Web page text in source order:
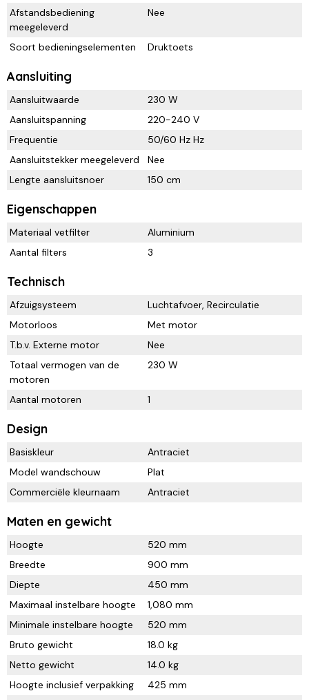
Afstandsbediening
meegeleverd
Nee
Soort bedieningselementen Druktoets
Aansluiting
Aansluitwaarde
230 W
Aansluitspanning
220-240 V
Frequentie
50/60 Hz Hz
Aansluitstekker meegeleverd
Nee
Lengte aansluitsnoer
150 cm
Eigenschappen
Materiaal vetfilter
Aluminium
Aantal filters
3
Technisch
Afzuigsysteem
Luchtafvoer, Recirculatie
Motorloos
Met motor
T.b.v. Externe motor
Nee
Totaal vermogen van de
motoren
230 W
Aantal motoren 1
Design
Basiskleur
Antraciet
Model wandschouw
Plat
Commerciële kleurnaam
Antraciet
Maten en gewicht
Hoogte
520 mm
Breedte
900 mm
Diepte
450 mm
Maximaal instelbare hoogte
1,080 mm
Minimale instelbare hoogte
520 mm
Bruto gewicht
18.0 kg
Netto gewicht
14.0 kg
Hoogte inclusief verpakking
425 mm